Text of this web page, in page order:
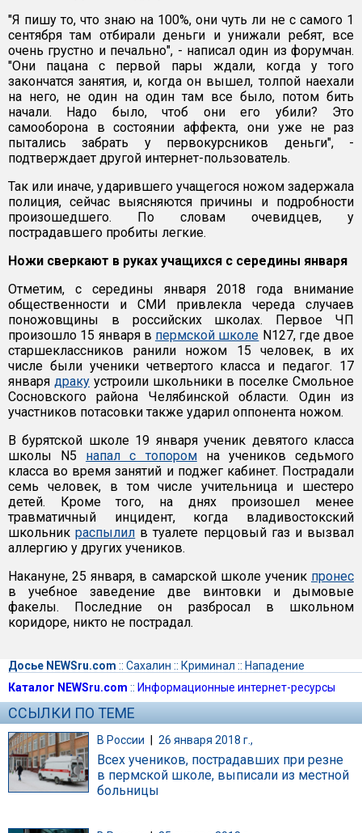
"Я пишу то, что знаю на 100%, они чуть ли не с самого 1
сентября там отбирали деньги и унижали ребят, все
очень грустно и печально", - написал один из форумчан.
"Они пацана с первой пары ждали, когда у того
закончатся занятия, и, когда он вышел, толпой наехали
на него, не один на один там все было, потом бить
начали. Надо было, чтоб они его убили? Это
самооборона в состоянии аффекта, они уже не раз
пытались забрать у первокурсников деньги", -
подтверждает другой интернет-пользователь.
Так или иначе, ударившего учащегося ножом задержала
полиция, сейчас выясняются причины и подробности
произошедшего. По словам очевидцев, у
пострадавшего пробиты легкие.
Ножи сверкают в руках учащихся с середины января
Отметим, с середины января 2018 года внимание
общественности и СМИ привлекла череда случаев
поножовщины в российских школах. Первое ЧП
произошло 15 января в пермской школе N127, где двое
старшеклассников ранили ножом 15 человек, в их
числе были ученики четвертого класса и педагог. 17
января драку устроили школьники в поселке Смольное
Сосновского района Челябинской области. Один из
участников потасовки также ударил оппонента ножом.
В бурятской школе 19 января ученик девятого класса
школы N5 напал с топоромна учеников седьмого
класса во время занятий и поджег кабинет. Пострадали
семь человек, в том числе учительница и шестеро
детей. Кроме того, на днях произошел менее
травматичный инцидент, когда владивостокский
школьникраспылил в туалете перцовый газ и вызвал
аллергию у других учеников.
Накануне, 25 января, в самарской школе ученик пронес
в учебное заведение две винтовки и дымовые
факелы. Последние он разбросал в школьном
коридоре, никто не пострадал.
Досье NEWSru.com :: Сахалин :: Криминал :: Нападение
Каталог NEWSru.com :: Информационные интернет-ресурсы
ССЫЛКИ ПО ТЕМЕ
В России | 26 января 2018 г.,
Всех учеников, пострадавших при резне
в пермской школе, выписали из местной
больницы